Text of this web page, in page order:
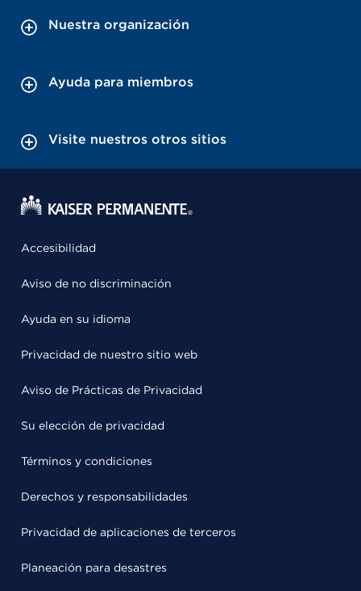
Nuestra organización
Ayuda para miembros
Visite nuestros otros sitios
Accesibilidad
Aviso de no discriminación
Ayuda en su idioma
Privacidad de nuestro sitio web
Aviso de Prácticas de Privacidad
Su elección de privacidad
Términos y condiciones
Derechos y responsabilidades
Privacidad de aplicaciones de terceros
Planeación para desastres